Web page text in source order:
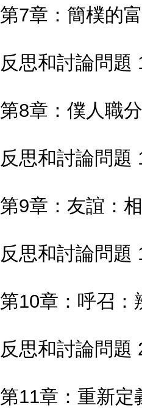
第7章：簡樸的
反思和討論問題
第8章：僕人職
反思和討論問題
第9章：友誼：
反思和討論問題
第10章：呼召：
反思和討論問題
第11章：重新定